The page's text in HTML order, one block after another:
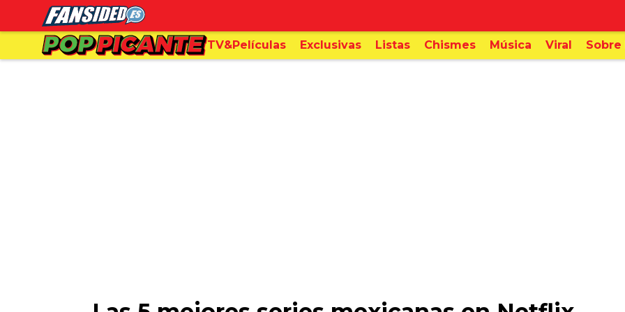
TV&Películas Exclusivas Listas Chismes Música Viral Sobre